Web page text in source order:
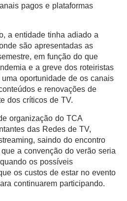
pagos e plataformas
a entidade tinha adiado a
são apresentadas as
em função do que
e a greve dos roteiristas
oportunidade de os canais
e renovações de
dos críticos de TV.
organização do TCA
das Redes de TV,
saindo do encontro
a convenção do verão seria
os possíveis
os custos de estar no evento
continuarem participando.